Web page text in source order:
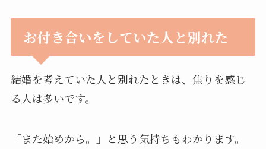
お付き合いをしていた人と別れた
結婚を考えていた人と別れたときは、焦りを感じ
る人は多いです。
「また始めから。」と思う気持ちもわかります。